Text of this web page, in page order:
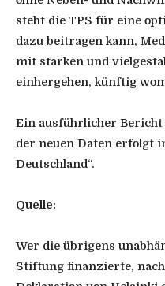
steht die TPS für eine
dazu beitragen kann,
mit starken und
einhergehen, künftig
Ein ausführlicher Bericht
der neuen Daten erfolgt
Deutschland“.
Quelle:
Wer die übrigens
Stiftung finanzierte,